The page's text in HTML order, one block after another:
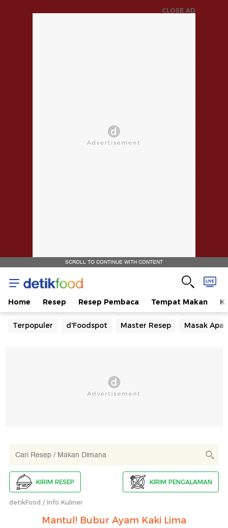
CLOSE AD
SCROLL TO CONTINUE WITH CONTENT
Home Resep Resep Pembaca Tempat Makan
Terpopuler d'Foodspot Master Resep Masak Apa
KIRIM RESEP KIRIM PENGALAMAN
detikFood Info Kuliner
Mantul! Bubur Ayam Kaki Lima